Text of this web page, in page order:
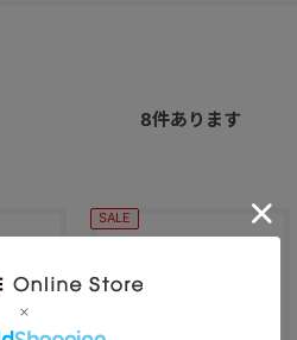
8件あります
SALE